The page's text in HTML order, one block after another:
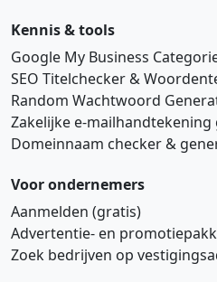
Kennis & tools
Google My Business
SEO Titelchecker &
Random Wachtwoord
Zakelijke
Domeinnaam checker &
Voor ondernemers
Aanmelden (gratis)
Advertentie‑ en
Zoek bedrijven op